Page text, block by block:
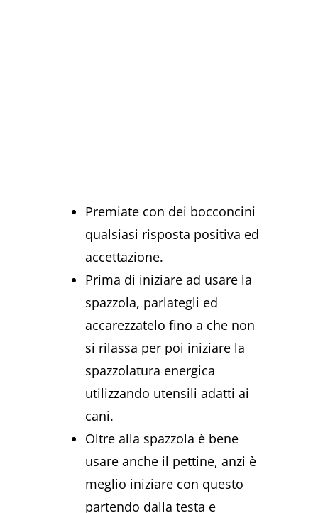
Premiate con dei bocconcini
qualsiasi risposta positiva ed
accettazione.
Prima di iniziare ad usare la
spazzola, parlategli ed
accarezzatelo fino a che non
si rilassa per poi iniziare la
spazzolatura energica
utilizzando utensili adatti ai
cani.
Oltre alla spazzola è bene
usare anche il pettine, anzi è
meglio iniziare con questo
partendo dalla testa e